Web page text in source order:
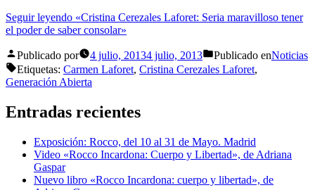
Seguir leyendo «Cristina Cerezales Laforet: Seria maravilloso tener
el poder de saber consolar»
Publicado por 4 julio, 20134 julio, 2013 Publicado enNoticias
Etiquetas: Carmen Laforet, Cristina Cerezales Laforet,
Generación Abierta
Entradas recientes
Exposición: Rocco, del 10 al 31 de Mayo. Madrid
Video «Rocco Incardona: Cuerpo y Libertad», de Adriana
Gaspar
Nuevo libro «Rocco Incardona: cuerpo y libertad», de